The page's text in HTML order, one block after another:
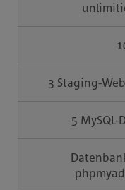
3 Staging-
5